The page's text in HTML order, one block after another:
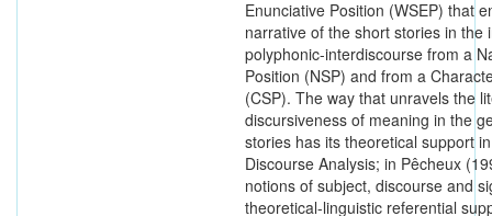
Enunciative Position (WSEP) that
narrative of the short stories in the
polyphonic-interdiscourse from a
Position (NSP) and from a
(CSP). The way that unravels the
discursiveness of meaning in the
stories has its theoretical support
Discourse Analysis; in Pêcheux
notions of subject, discourse and
theoretical-linguistic referential